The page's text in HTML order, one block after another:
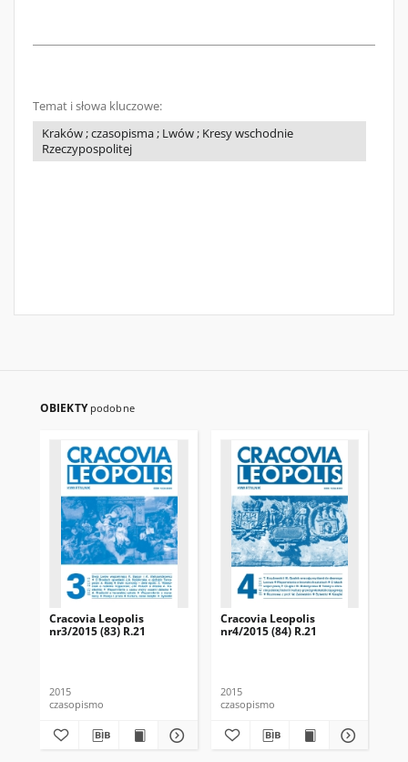
Temat i słowa kluczowe:
Kraków ; czasopisma ; Lwów ; Kresy wschodnie
Rzeczypospolitej
OBIEKTY podobne
Cracovia Leopolis
nr3/2015 (83) R.21
2015
czasopismo
Cracovia Leopolis
nr4/2015 (84) R.21
2015
czasopismo